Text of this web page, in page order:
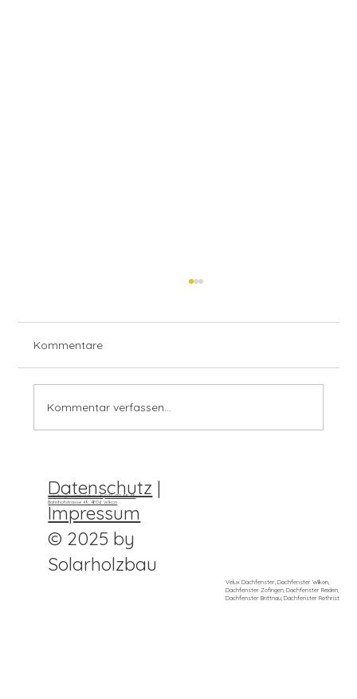
krasse Investition getätigt.
Kommentare
Kommentar verfassen...
sandro@solarholzbau.ch 077 410 98 49
Bahnhofstrasse 49, 4806 Wikon
Datenschutz |
Impressum
© 2025 by
Solarholzbau
Velux Dachfenster, Dachfenster Wikon,
Dachfenster Zofingen, Dachfenster Reiden,
Dachfenster Brittnau, Dachfenster Rothrist